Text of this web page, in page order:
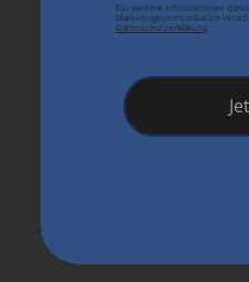
Für weitere Informationen
Marketingkommunikation
Datenschutzerklärung